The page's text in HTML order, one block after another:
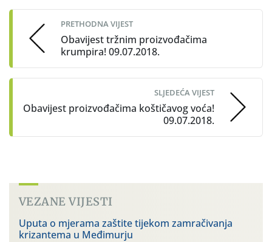
navigation
PRETHODNA VIJEST
Obavijest tržnim proizvođačima
krumpira! 09.07.2018.
SLJEDEĆA VIJEST
Obavijest proizvođačima koštičavog voća!
09.07.2018.
VEZANE VIJESTI
Uputa o mjerama zaštite tijekom zamračivanja
krizantema u Međimurju